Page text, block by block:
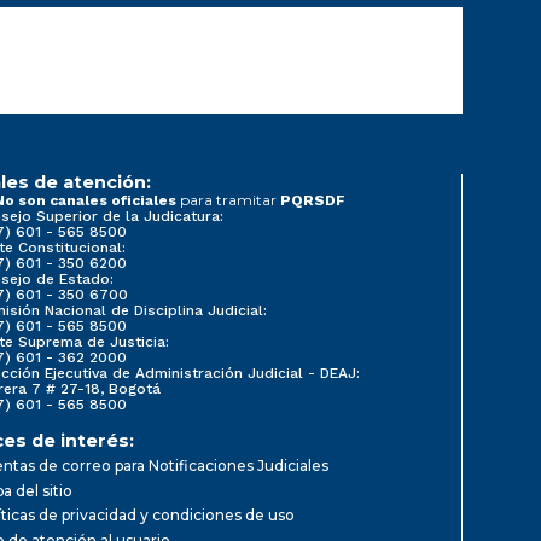
de atención:
son canales oficiales para tramitar PQRSDF
Superior de la Judicatura:
601 - 565 8500
Constitucional:
601 - 350 6200
de Estado:
601 - 350 6700
Nacional de Disciplina Judicial:
601 - 565 8500
Suprema de Justicia:
601 - 362 2000
Ejecutiva de Administración Judicial - DEAJ:
7 # 27-18, Bogotá
601 - 565 8500
de interés:
de correo para Notificaciones Judiciales
del sitio
de privacidad y condiciones de uso